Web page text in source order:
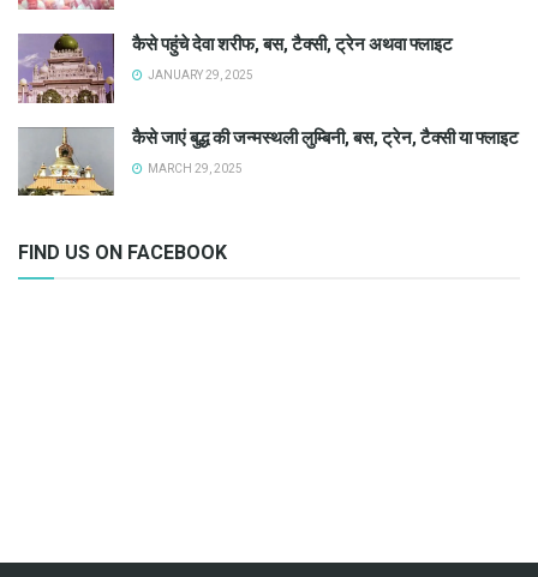
कैसे पहुंचे देवा शरीफ, बस, टैक्सी, ट्रेन अथवा फ्लाइट
JANUARY 29, 2025
कैसे जाएं बुद्ध की जन्मस्थली लुम्बिनी, बस, ट्रेन, टैक्सी या फ्लाइट
MARCH 29, 2025
FIND US ON FACEBOOK